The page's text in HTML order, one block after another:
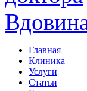
Главная
Клиника
Услуги
Статьи